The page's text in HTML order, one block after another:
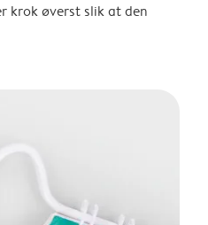
krok øverst slik at den